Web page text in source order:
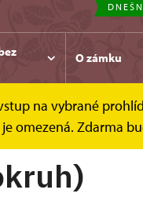
O zámku
na vybrané
omezená. Zdarma
okruhy